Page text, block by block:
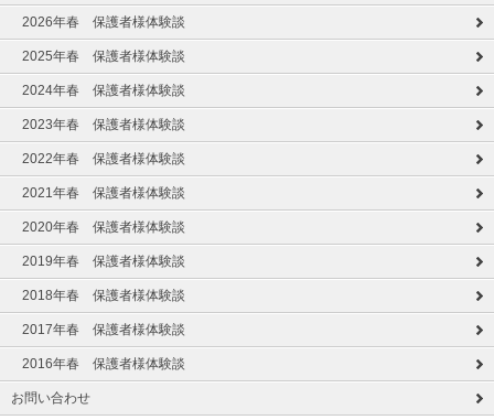
2026年春 保護者様体験談
2025年春 保護者様体験談
2024年春 保護者様体験談
2023年春 保護者様体験談
2022年春 保護者様体験談
2021年春 保護者様体験談
2020年春 保護者様体験談
2019年春 保護者様体験談
2018年春 保護者様体験談
2017年春 保護者様体験談
2016年春 保護者様体験談
お問い合わせ